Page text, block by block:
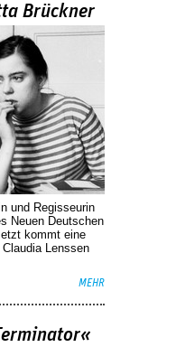
Brückner
und Regisseurin
Neuen Deutschen
kommt eine
Lenssen
MEHR